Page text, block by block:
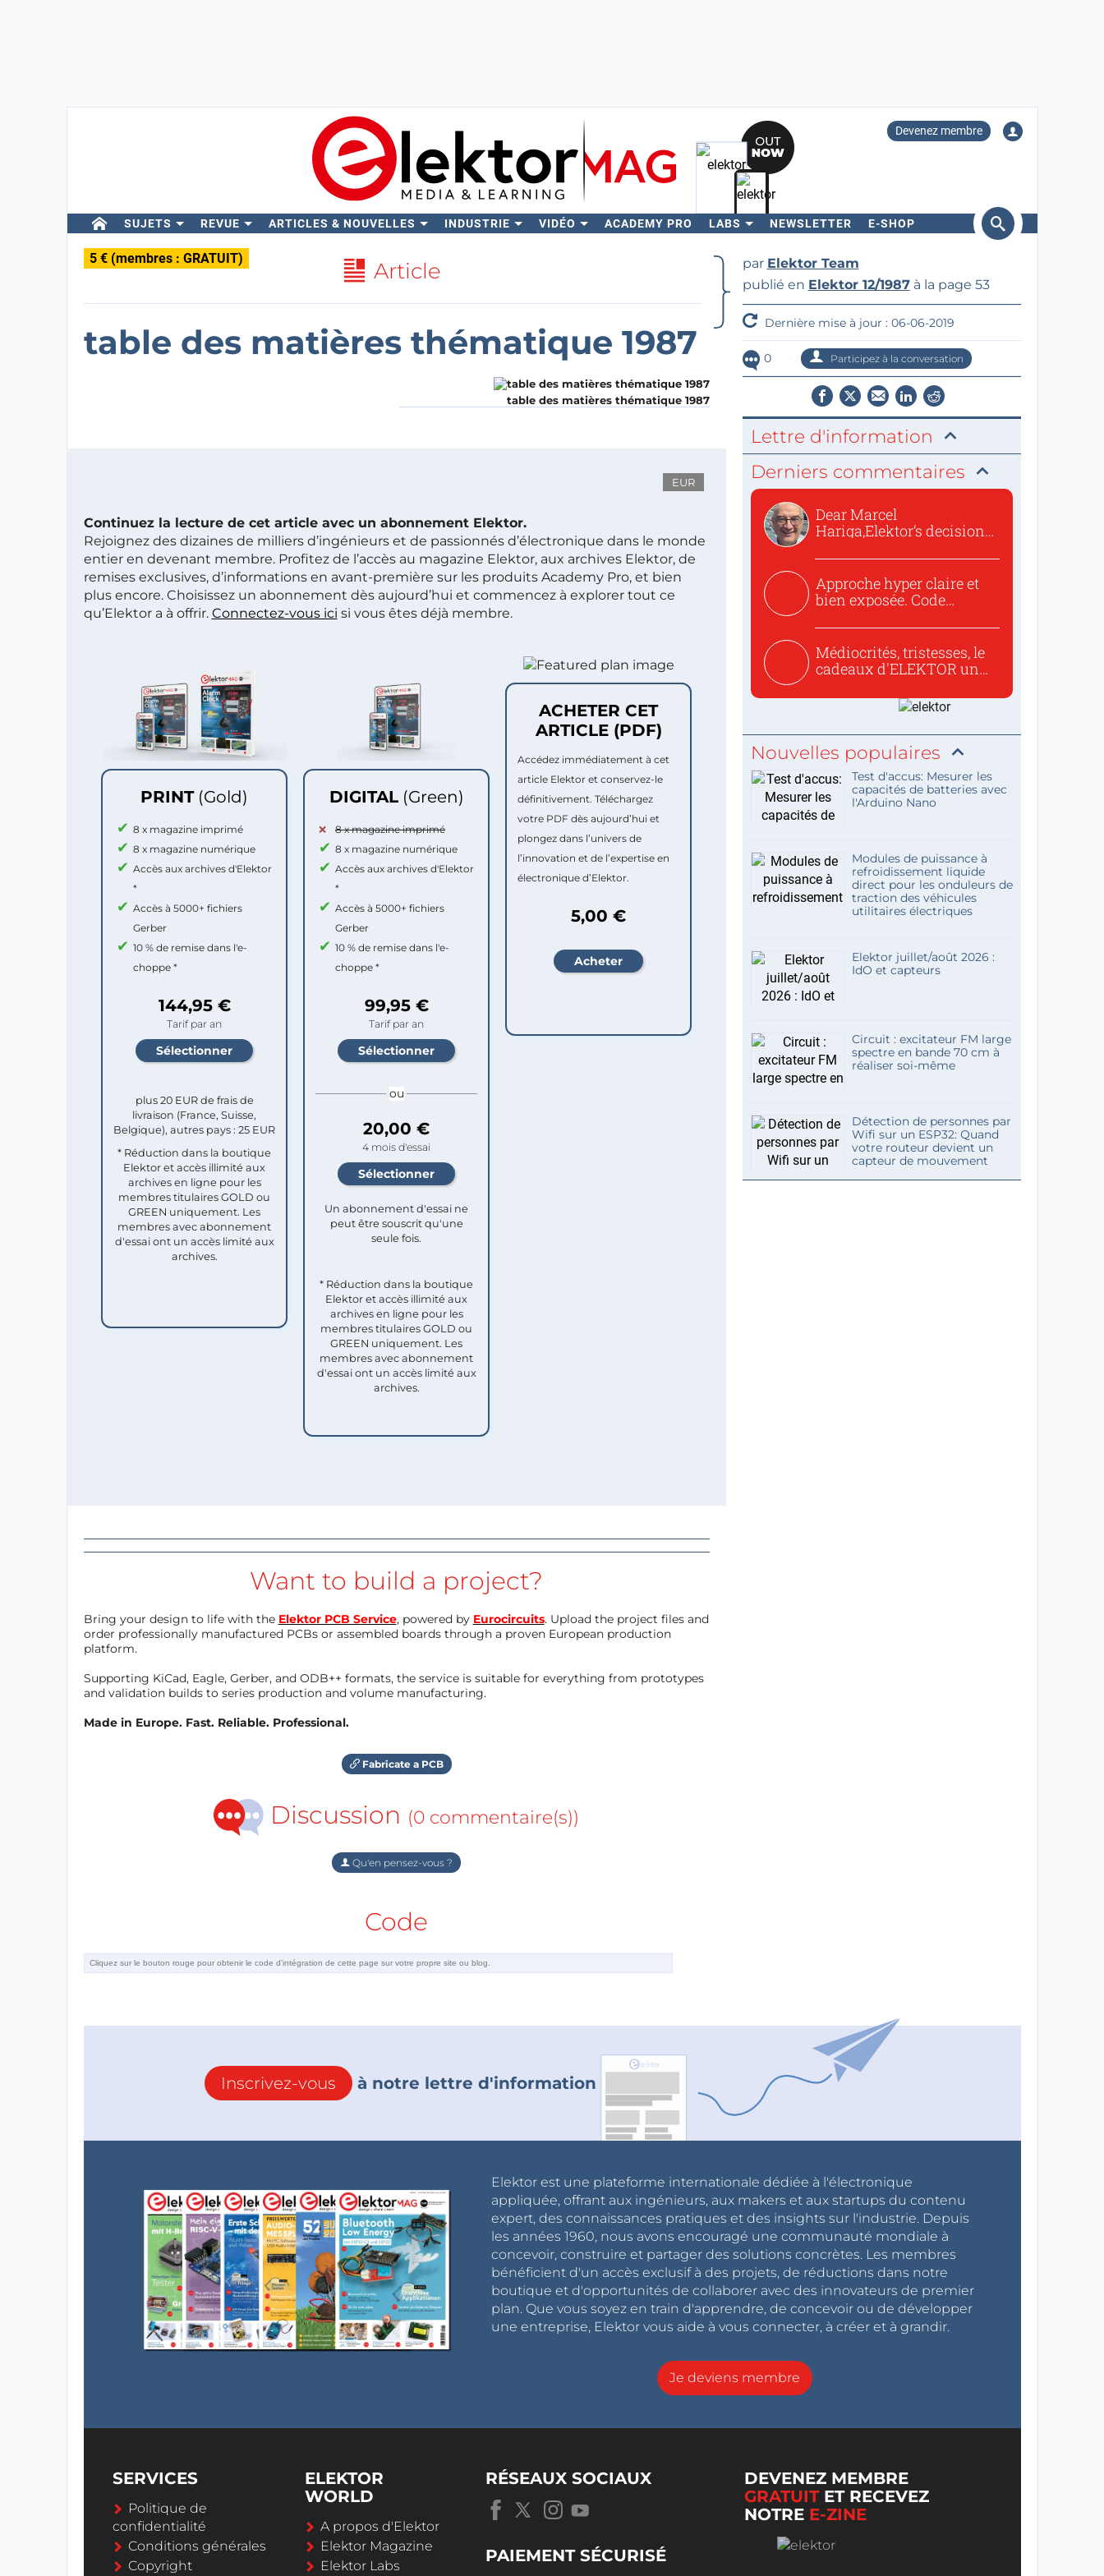
Devenez membre
SUJETS REVUE ARTICLES & NOUVELLES INDUSTRIE VIDÉO ACADEMY PRO LABS NEWSLETTER E-SHOP
Rechercher
5 € (membres : GRATUIT) Article
table des matières thématique 1987
table des matières thématique 1987
EUR
Continuez la lecture de cet article avec un abonnement Elektor.
Rejoignez des dizaines de milliers d’ingénieurs et de passionnés d’électronique dans le monde
entier en devenant membre. Profitez de l’accès au magazine Elektor, aux archives Elektor, de
remises exclusives, d’informations en avant-première sur les produits Academy Pro, et bien
plus encore. Choisissez un abonnement dès aujourd’hui et commencez à explorer tout ce
qu’Elektor a à offrir. Connectez-vous ici si vous êtes déjà membre.
PRINT (Gold)
8 x magazine imprimé
8 x magazine numérique
Accès aux archives d'Elektor
*
Accès à 5000+ fichiers
Gerber
10 % de remise dans l'e-
choppe *
144,95 €
Tarif par an
plus 20 EUR de frais de
livraison (France, Suisse,
Belgique), autres pays : 25 EUR
* Réduction dans la boutique
Elektor et accès illimité aux
archives en ligne pour les
membres titulaires GOLD ou
GREEN uniquement. Les
membres avec abonnement
d'essai ont un accès limité aux
archives.
DIGITAL (Green)
8 x magazine imprimé
8 x magazine numérique
Accès aux archives d'Elektor
*
Accès à 5000+ fichiers
Gerber
10 % de remise dans l'e-
choppe *
99,95 €
Tarif par an
ou
20,00 €
4 mois d'essai
Un abonnement d'essai ne
peut être souscrit qu'une
seule fois.​
* Réduction dans la boutique
Elektor et accès illimité aux
archives en ligne pour les
membres titulaires GOLD ou
GREEN uniquement. Les
membres avec abonnement
d'essai ont un accès limité aux
archives.
ACHETER CET
ARTICLE (PDF)
Accédez immédiatement à cet
article Elektor et conservez-le
définitivement. Téléchargez
votre PDF dès aujourd’hui et
plongez dans l’univers de
l’innovation et de l’expertise en
électronique d’Elektor.
5,00 €
Want to build a project?
Bring your design to life with the Elektor PCB Service, powered by Eurocircuits. Upload the project files and
order professionally manufactured PCBs or assembled boards through a proven European production
platform.
Supporting KiCad, Eagle, Gerber, and ODB++ formats, the service is suitable for everything from prototypes
and validation builds to series production and volume manufacturing.
Made in Europe. Fast. Reliable. Professional.
Fabricate a PCB
Discussion (0 commentaire(s))
Qu'en pensez-vous ?
Code
par Elektor Team
publié en Elektor 12/1987à la page 53
Dernière mise à jour : 06-06-2019
0 Participez à la conversation
Lettre d'information
Derniers commentaires
Dear Marcel
Hariga,Elektor’s decision
Approche hyper claire et
bien exposée. Code
Médiocrités, tristesses, le
cadeaux d'ELEKTOR un
Nouvelles populaires
Test d'accus: Mesurer les
capacités de batteries avec
l'Arduino Nano
Modules de puissance à
refroidissement liquide
direct pour les onduleurs de
traction des véhicules
utilitaires électriques
Elektor juillet/août 2026 :
IdO et capteurs
Circuit : excitateur FM large
spectre en bande 70 cm à
réaliser soi-même
Détection de personnes par
Wifi sur un ESP32: Quand
votre routeur devient un
capteur de mouvement
Inscrivez-vous à notre lettre d'information
Elektor est une plateforme internationale dédiée à l'électronique
appliquée, offrant aux ingénieurs, aux makers et aux startups du contenu
expert, des connaissances pratiques et des insights sur l'industrie. Depuis
les années 1960, nous avons encouragé une communauté mondiale à
concevoir, construire et partager des solutions concrètes. Les membres
bénéficient d'un accès exclusif à des projets, de réductions dans notre
boutique et d'opportunités de collaborer avec des innovateurs de premier
plan. Que vous soyez en train d'apprendre, de concevoir ou de développer
une entreprise, Elektor vous aide à vous connecter, à créer et à grandir.
Je deviens membre
SERVICES
Politique de
confidentialité
Conditions générales
Copyright
ELEKTOR
WORLD
A propos d'Elektor
Elektor Magazine
Elektor Labs
RÉSEAUX SOCIAUX
PAIEMENT SÉCURISÉ
DEVENEZ MEMBRE
GRATUITET RECEVEZ
NOTRE E-ZINE